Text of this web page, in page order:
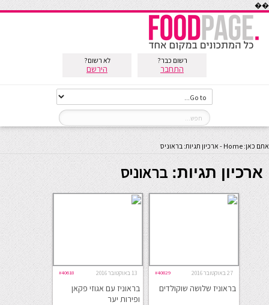
��
רשום כבר?
התחבר
לא רשום?
הירשם
אתם כאן: Home
- ארכיון תגיות: בראוניס
ארכיון תגיות:בראוניס
27 באוקטובר 2016 #40829
בראוניז שלושה שוקולדים
13 באוקטובר 2016 #40618
בראוניז עם אגוזי פקאן
ופירות יער